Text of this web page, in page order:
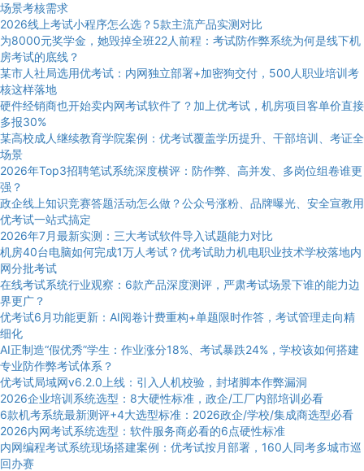
场景考核需求
2026线上考试小程序怎么选？5款主流产品实测对比
为8000元奖学金，她毁掉全班22人前程：考试防作弊系统为何是线下机
房考试的底线？
某市人社局选用优考试：内网独立部署+加密狗交付，500人职业培训考
核这样落地
硬件经销商也开始卖内网考试软件了？加上优考试，机房项目客单价直接
多报30%
某高校成人继续教育学院案例：优考试覆盖学历提升、干部培训、考证全
场景
2026年Top3招聘笔试系统深度横评：防作弊、高并发、多岗位组卷谁更
强？
政企线上知识竞赛答题活动怎么做？公众号涨粉、品牌曝光、安全宣教用
优考试一站式搞定
2026年7月最新实测：三大考试软件导入试题能力对比
机房40台电脑如何完成1万人考试？优考试助力机电职业技术学校落地内
网分批考试
在线考试系统行业观察：6款产品深度测评，严肃考试场景下谁的能力边
界更广？
优考试6月功能更新：AI阅卷计费重构+单题限时作答，考试管理走向精
细化
AI正制造“假优秀”学生：作业涨分18%、考试暴跌24%，学校该如何搭建
专业防作弊考试体系？
优考试局域网v6.2.0上线：引入人机校验，封堵脚本作弊漏洞
2026企业培训系统选型：8大硬性标准，政企/工厂内部培训必看
6款机考系统最新测评+4大选型标准：2026政企/学校/集成商选型必看
2026内网考试系统选型：软件服务商必看的6点硬性标准
内网编程考试系统现场搭建案例：优考试按月部署，160人同考多城市巡
回办赛